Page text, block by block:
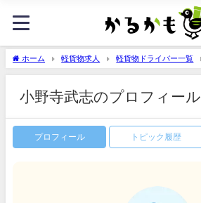
ホーム 軽貨物求人 軽貨物ドライバー一覧
小野寺武志のプロフィール
プロフィール トピック履歴